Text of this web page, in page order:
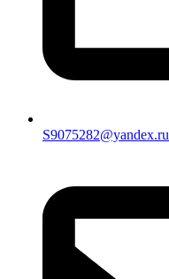
S9075282@yandex.ru